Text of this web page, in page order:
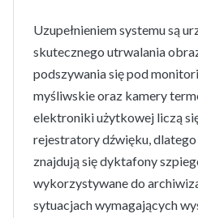
Uzupełnieniem systemu są
skutecznego utrwalania
podszywania się pod
myśliwskie oraz kamery
elektroniki użytkowej liczą
rejestratory dźwięku,
znajdują się dyktafony
wykorzystywane do
sytuacjach wymagających